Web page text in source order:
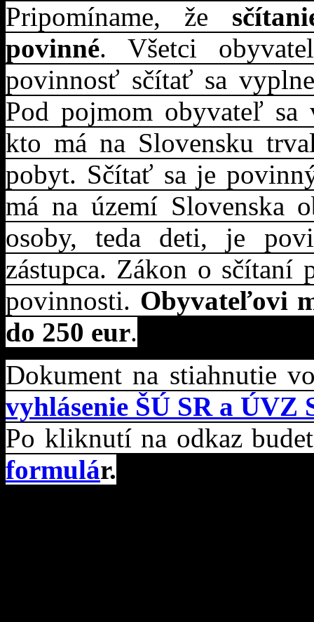
Pripomíname, že
povinné. Všetci
povinnosť sčítať sa
Pod pojmom obyvateľ sa
kto má na Slovensku
pobyt. Sčítať sa je
má na území Slovenska
osoby, teda deti, je
zástupca. Zákon o sčítaní
povinnosti. Obyvateľovi
do 250 eur.
Dokument na stiahnutie
vyhlásenie ŠÚ SR a ÚVZ
Po kliknutí na odkaz
formulár.